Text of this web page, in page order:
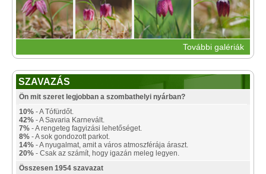
További galériák
SZAVAZÁS
Ön mit szeret legjobban a szombathelyi nyárban?
10% - A Tófürdőt.
42% - A Savaria Karnevált.
7% - A rengeteg fagyizási lehetőséget.
8% - A sok gondozott parkot.
14% - A nyugalmat, amit a város atmoszférája áraszt.
20% - Csak az számít, hogy igazán meleg legyen.
Összesen 1954 szavazat